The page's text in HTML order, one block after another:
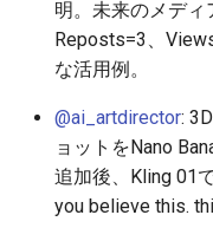
2025-11-21
2025-11-20
2025-11-19
明。未来のメディ
Reposts=3、
な活用例。
@ai_artdirector:
ョットをNano
追加後、Kling 01
you believe this.